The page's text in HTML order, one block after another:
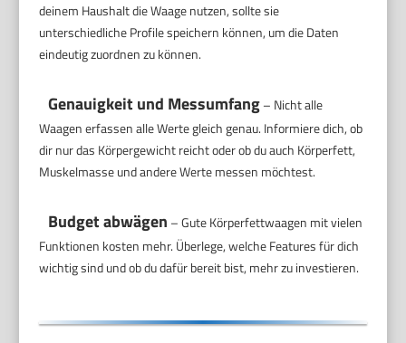
deinem Haushalt die Waage nutzen, sollte sie
unterschiedliche Profile speichern können, um die Daten
eindeutig zuordnen zu können.
Genauigkeit und Messumfang– Nicht alle
Waagen erfassen alle Werte gleich genau. Informiere dich, ob
dir nur das Körpergewicht reicht oder ob du auch Körperfett,
Muskelmasse und andere Werte messen möchtest.
Budget abwägen – Gute Körperfettwaagen mit vielen
Funktionen kosten mehr. Überlege, welche Features für dich
wichtig sind und ob du dafür bereit bist, mehr zu investieren.